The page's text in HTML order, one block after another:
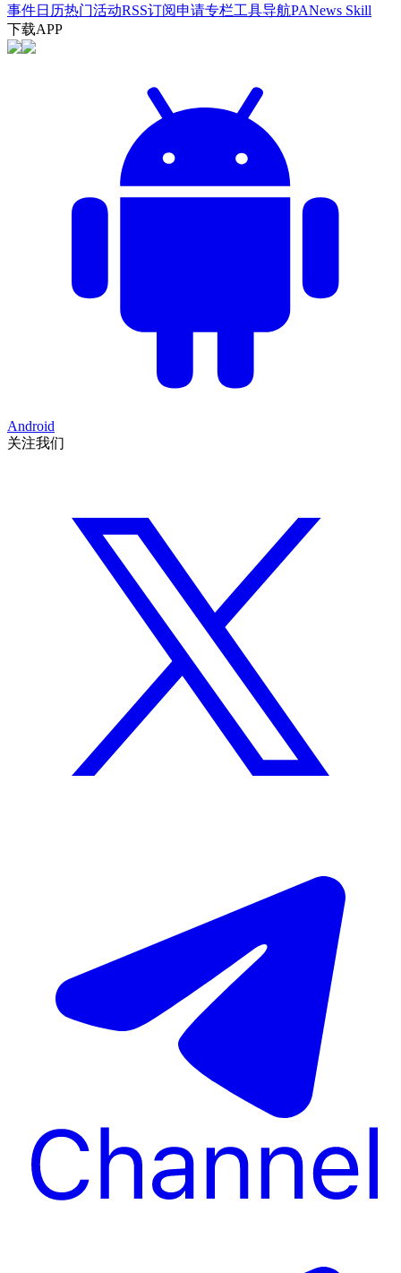
事件日历热门活动RSS订阅申请专栏工具导航PANews Skill
下载APP
Android
关注我们